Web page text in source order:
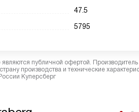
47.5
5795
публичной офертой.
производства и технические
Куперсберг